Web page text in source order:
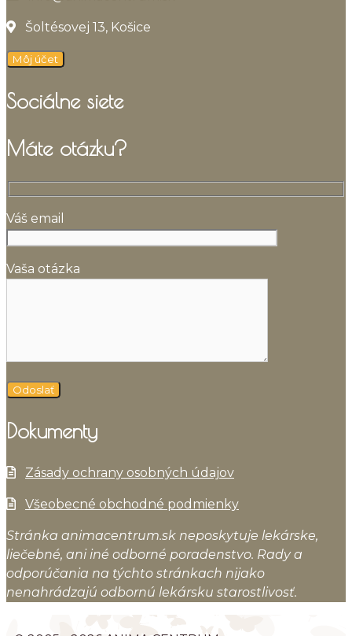
Šoltésovej 13, Košice
Môj účet
Sociálne siete
Máte otázku?
Váš email
Vaša otázka
Dokumenty
Zásady ochrany osobných údajov
Všeobecné obchodné podmienky
Stránka animacentrum.sk neposkytuje lekárske,
liečebné, ani iné odborné poradenstvo. Rady a
odporúčania na týchto stránkach nijako
nenahrádzajú odbornú lekársku starostlivosť.